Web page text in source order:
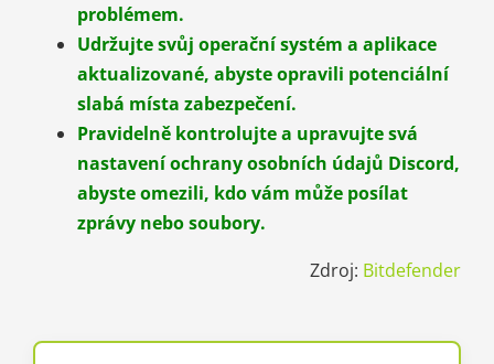
problémem.
Udržujte svůj operační systém a aplikace
aktualizované, abyste opravili potenciální
slabá místa zabezpečení.
Pravidelně kontrolujte a upravujte svá
nastavení ochrany osobních údajů Discord,
abyste omezili, kdo vám může posílat
zprávy nebo soubory.
Zdroj: Bitdefender